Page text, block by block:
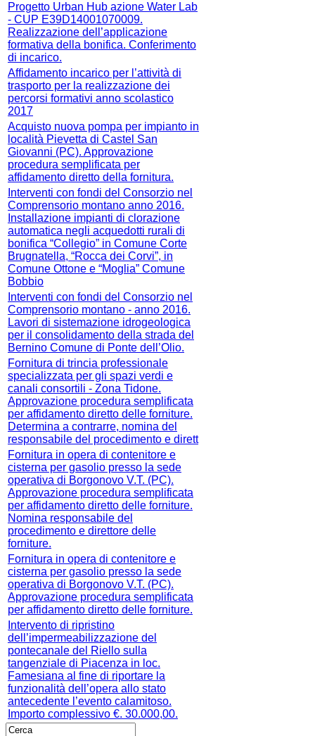
Progetto Urban Hub azione Water Lab
- CUP E39D14001070009.
Realizzazione dell’applicazione
formativa della bonifica. Conferimento
di incarico.
Affidamento incarico per l’attività di
trasporto per la realizzazione dei
percorsi formativi anno scolastico
2017
Acquisto nuova pompa per impianto in
località Pievetta di Castel San
Giovanni (PC). Approvazione
procedura semplificata per
affidamento diretto della fornitura.
Interventi con fondi del Consorzio nel
Comprensorio montano anno 2016.
Installazione impianti di clorazione
automatica negli acquedotti rurali di
bonifica “Collegio” in Comune Corte
Brugnatella, “Rocca dei Corvi”, in
Comune Ottone e “Moglia” Comune
Bobbio
Interventi con fondi del Consorzio nel
Comprensorio montano - anno 2016.
Lavori di sistemazione idrogeologica
per il consolidamento della strada del
Bernino Comune di Ponte dell’Olio.
Fornitura di trincia professionale
specializzata per gli spazi verdi e
canali consortili - Zona Tidone.
Approvazione procedura semplificata
per affidamento diretto delle forniture.
Determina a contrarre, nomina del
responsabile del procedimento e dirett
Fornitura in opera di contenitore e
cisterna per gasolio presso la sede
operativa di Borgonovo V.T. (PC).
Approvazione procedura semplificata
per affidamento diretto delle forniture.
Nomina responsabile del
procedimento e direttore delle
forniture.
Fornitura in opera di contenitore e
cisterna per gasolio presso la sede
operativa di Borgonovo V.T. (PC).
Approvazione procedura semplificata
per affidamento diretto delle forniture.
Intervento di ripristino
dell’impermeabilizzazione del
pontecanale del Riello sulla
tangenziale di Piacenza in loc.
Famesiana al fine di riportare la
funzionalità dell’opera allo stato
antecedente l’evento calamitoso.
Importo complessivo €. 30.000,00.